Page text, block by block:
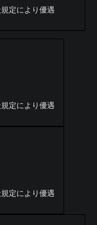
定により優遇
定により優遇
定により優遇